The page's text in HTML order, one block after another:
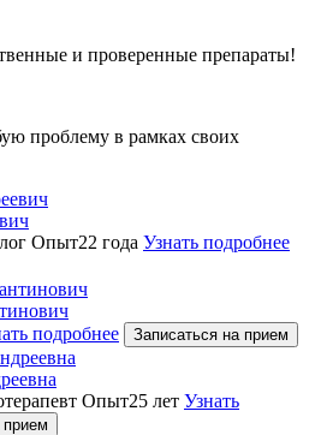
и проверенные препараты!
проблему в рамках своих
Опыт22 года Узнать подробнее
подробнее Записаться на прием
Опыт25 лет Узнать
прием